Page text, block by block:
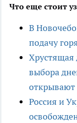
Что еще стоит
В
подачу
Хрустящая
выбора
открывают
Россия и